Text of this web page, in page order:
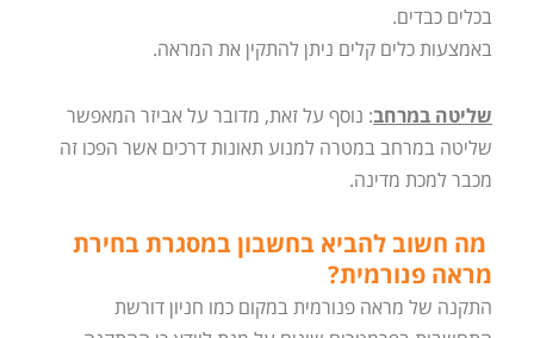
בכלים כבדים.
באמצעות כלים קלים ניתן להתקין את המראה.
שליטה במרחב: נוסף על זאת, מדובר על אביזר המאפשר
שליטה במרחב במטרה למנוע תאונות דרכים אשר הפכו זה
מכבר למכת מדינה.
מה חשוב להביא בחשבון במסגרת בחירת
מראה פנורמית?
התקנה של מראה פנורמית במקום כמו חניון דורשת